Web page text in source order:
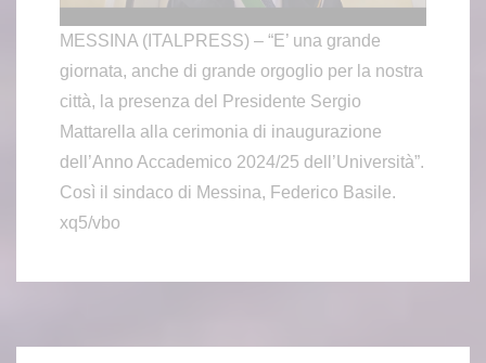
MESSINA (ITALPRESS) – “E’ una grande
giornata, anche di grande orgoglio per la nostra
città, la presenza del Presidente Sergio
Mattarella alla cerimonia di inaugurazione
dell’Anno Accademico 2024/25 dell’Università”.
Così il sindaco di Messina, Federico Basile.
xq5/vbo